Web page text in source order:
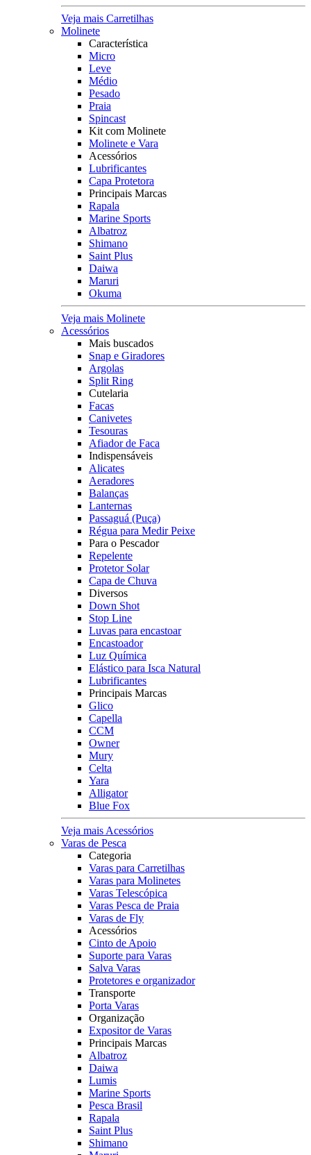
Veja mais Carretilhas
Molinete
Característica
Micro
Leve
Médio
Pesado
Praia
Spincast
Kit com Molinete
Molinete e Vara
Acessórios
Lubrificantes
Capa Protetora
Principais Marcas
Rapala
Marine Sports
Albatroz
Shimano
Saint Plus
Daiwa
Maruri
Okuma
Veja mais Molinete
Acessórios
Mais buscados
Snap e Giradores
Argolas
Split Ring
Cutelaria
Facas
Canivetes
Tesouras
Afiador de Faca
Indispensáveis
Alicates
Aeradores
Balanças
Lanternas
Passaguá (Puça)
Régua para Medir Peixe
Para o Pescador
Repelente
Protetor Solar
Capa de Chuva
Diversos
Down Shot
Stop Line
Luvas para encastoar
Encastoador
Luz Química
Elástico para Isca Natural
Lubrificantes
Principais Marcas
Glico
Capella
CCM
Owner
Mury
Celta
Yara
Alligator
Blue Fox
Veja mais Acessórios
Varas de Pesca
Categoria
Varas para Carretilhas
Varas para Molinetes
Varas Telescópica
Varas Pesca de Praia
Varas de Fly
Acessórios
Cinto de Apoio
Suporte para Varas
Salva Varas
Protetores e organizador
Transporte
Porta Varas
Organização
Expositor de Varas
Principais Marcas
Albatroz
Daiwa
Lumis
Marine Sports
Pesca Brasil
Rapala
Saint Plus
Shimano